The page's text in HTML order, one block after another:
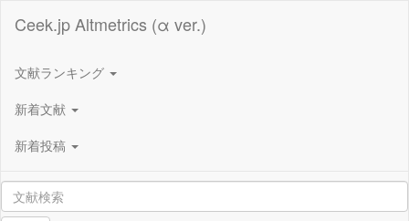
Ceek.jp Altmetrics (α ver.)
文献ランキング
新着文献
新着投稿